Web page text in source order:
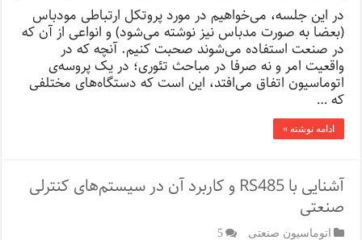
در این جلسه، می‌خواهیم در مورد پروتکل ارتباطی مودباس
(بعضا به صورت مدباس نیز نوشته می‌شود) و انواعی از آن که
در صنعت استفاده می‌شوند صحبت کنیم. آنچه که در
واقعیت امر و نه صرفا در مباحث تئوری؛ در یک پروسه‌ی
اتوماسیون اتفاق می‌افتد، این است که دستگاه‌های مختلفی
که …
ادامه نوشته »
آشنایی با RS485 و کاربرد آن در سیستم‌‌های کنترلی
صنعتی
اتوماسیون صنعتی 5